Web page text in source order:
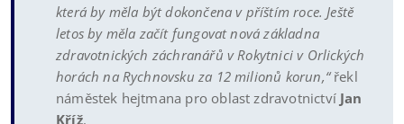
která by měla být dokončena v příštím roce. Ještě
letos by měla začít fungovat nová základna
zdravotnických záchranářů v Rokytnici v Orlických
horách na Rychnovsku za 12 milionů korun,“řekl
náměstek hejtmana pro oblast zdravotnictví Jan
Kříž.